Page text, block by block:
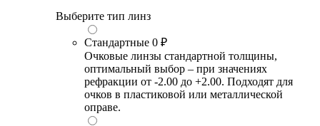
Выберите тип линз
Стандартные 0 ₽
Очковые линзы стандартной толщины,
оптимальный выбор – при значениях
рефракции от -2.00 до +2.00. Подходят для
очков в пластиковой или металлической
оправе.